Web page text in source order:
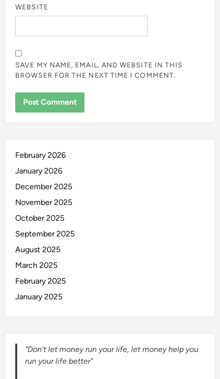
WEBSITE
SAVE MY NAME, EMAIL, AND WEBSITE IN THIS
BROWSER FOR THE NEXT TIME I COMMENT.
February 2026
January 2026
December 2025
November 2025
October 2025
September 2025
August 2025
March 2025
February 2025
January 2025
"Don't let money run your life, let money help you
run your life better"